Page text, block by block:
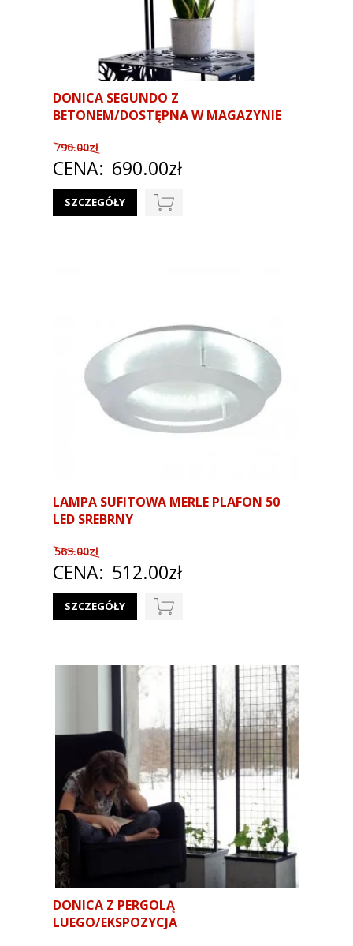
DONICA SEGUNDO Z
BETONEM/DOSTĘPNA W MAGAZYNIE
790.00zł
CENA: 690.00zł
SZCZEGÓŁY
LAMPA SUFITOWA MERLE PLAFON 50
LED SREBRNY
563.00zł
CENA: 512.00zł
SZCZEGÓŁY
DONICA Z PERGOLĄ
LUEGO/EKSPOZYCJA